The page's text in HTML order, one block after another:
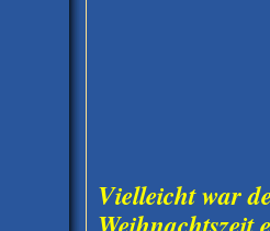
Vielleicht war